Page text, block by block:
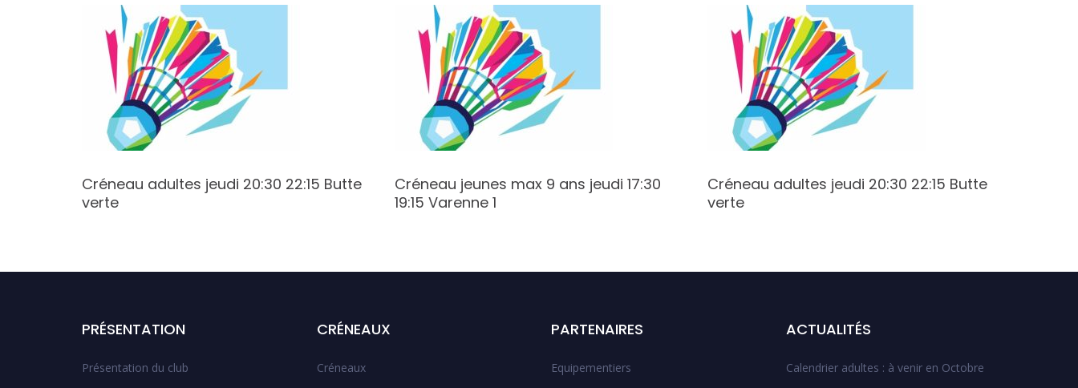
Créneau adultes jeudi 20:30 22:15 Butte
verte
Créneau jeunes max 9 ans jeudi 17:30
19:15 Varenne 1
Créneau adultes jeudi 20:30 22:15 Butte
verte
PRÉSENTATION
Présentation du club
CRÉNEAUX
Créneaux
PARTENAIRES
Equipementiers
ACTUALITÉS
Calendrier adultes : à venir en Octobre